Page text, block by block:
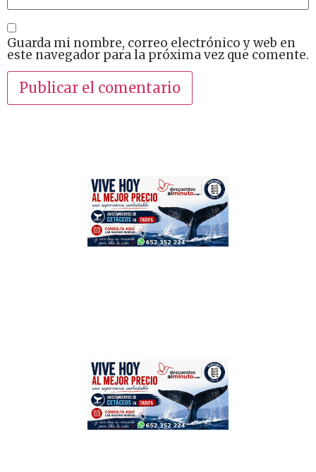
Guarda mi nombre, correo electrónico y web en
este navegador para la próxima vez que comente.